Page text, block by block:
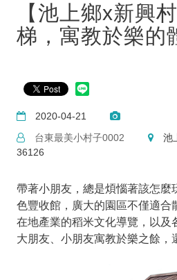
【池上鄉x新興
梯，寓教於樂的
2020-04-21
台東最美小村子0002
池
36126
帶著小朋友，總是煩惱著該怎麼
色豐收館，廣大的園區不僅適合
在地產業的稻米文化導覽，以及
大朋友、小朋友寓教於樂之餘，